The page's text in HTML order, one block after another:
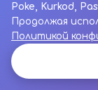
Poke, Kurkod,
Продолжая
Политикой